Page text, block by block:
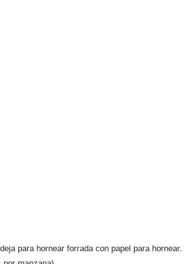
para hornear forrada con papel para hornear.